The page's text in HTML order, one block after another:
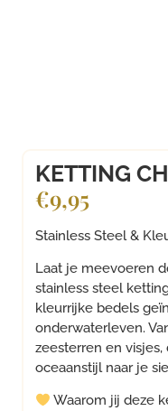
KETTING
€9,95
Stainless Steel &
Laat je meevoeren
stainless steel
kleurrijke bedels
onderwaterleven.
zeesterren en
oceaanstijl naar je
Waarom jij deze